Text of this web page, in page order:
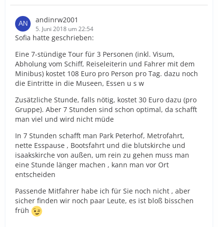
andinrw2001
5. Juni 2018 um 22:54
Sofia hatte geschrieben:
Eine 7-stündige Tour für 3 Personen (inkl. Visum,
Abholung vom Schiff, Reiseleiterin und Fahrer mit dem
Minibus) kostet 108 Euro pro Person pro Tag. dazu noch
die Eintritte in die Museen, Essen u s w
Zusätzliche Stunde, falls nötig, kostet 30 Euro dazu (pro
Gruppe). Aber 7 Stunden sind schon optimal, da schafft
man viel und wird nicht müde
In 7 Stunden schafft man Park Peterhof, Metrofahrt,
nette Esspause , Bootsfahrt und die blutskirche und
isaakskirche von außen, um rein zu gehen muss man
eine Stunde länger machen , kann man vor Ort
entscheiden
Passende Mitfahrer habe ich für Sie noch nicht , aber
sicher finden wir noch paar Leute, es ist bloß bisschen
früh